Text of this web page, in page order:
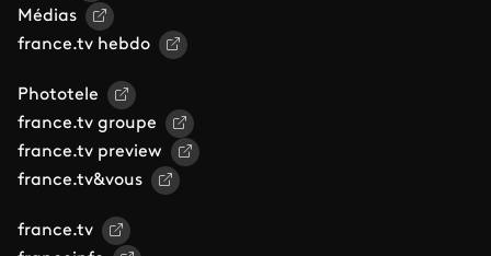
Médias
france.tv hebdo
Phototele
france.tv groupe
france.tv preview
france.tv&vous
france.tv